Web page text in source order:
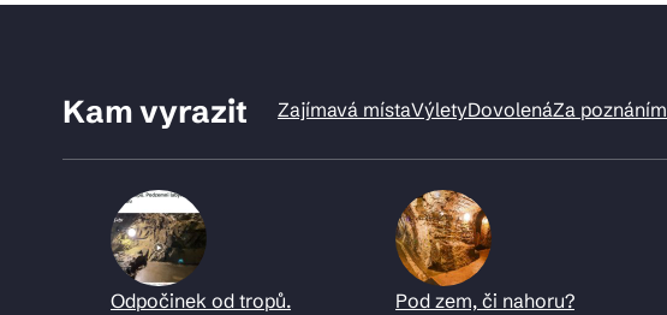
Kam vyrazit Zajímavá místaVýletyDovolenáZa poznáním
Odpočinek od tropů.
Pod zem, či nahoru?